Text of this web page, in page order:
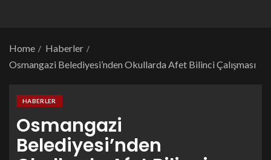
Home
Haberler
Osmangazi Belediyesi’nden Okullarda Afet Bilinci Çalışması
HABERLER
Osmangazi
Belediyesi’nden